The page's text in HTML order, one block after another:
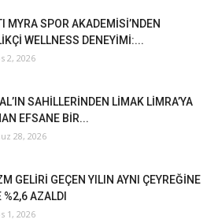
MYRA SPOR AKADEMİSİ’NDEN
WELLNESS DENEYİMİ:...
2, 2026
SAHİLLERİNDEN LİMAK LİMRA’YA
EFSANE BİR...
28, 2026
GELİRİ GEÇEN YILIN AYNI ÇEYREĞİNE
%2,6 AZALDI
1, 2026